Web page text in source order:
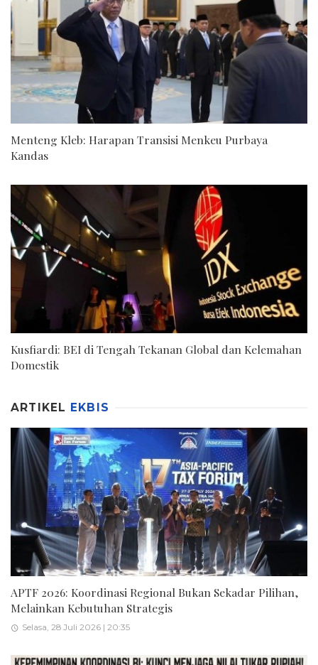
Menteng Kleb: Harapan Transisi Menkeu Purbaya
Kandas
Kusfiardi: BEI di Tengah Tekanan Global dan Kelemahan
Domestik
ARTIKEL EKBIS
APTF 2026: Koordinasi Regional Bukan Sekadar Pilihan,
Melainkan Kebutuhan Strategis
Selasa, 28 Juli 2026 | 20:35